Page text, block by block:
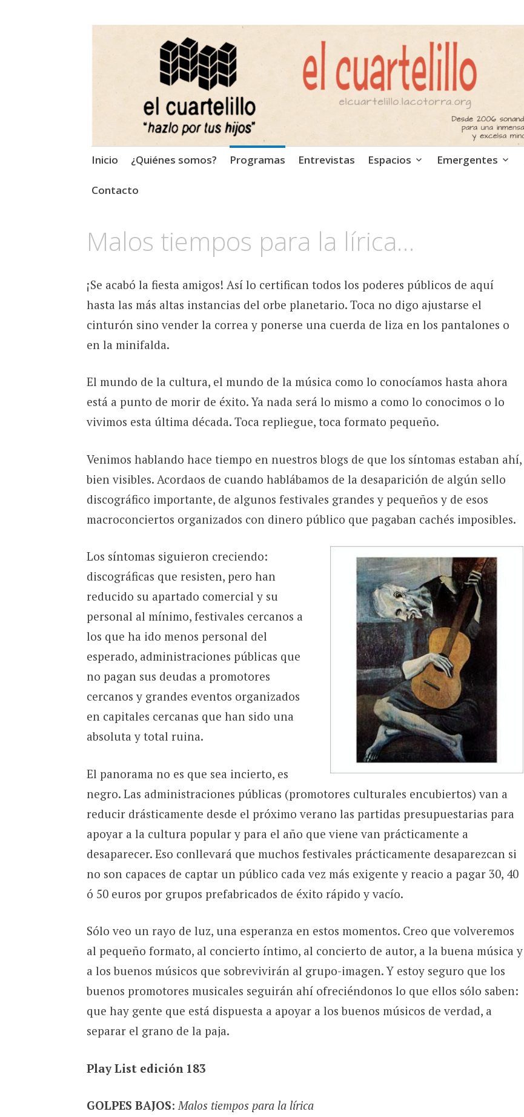
El Cuartelillo
Programa de radio de música independiente. Podcast
Saltar
contenido
Inicio ¿Quiénes somos? Programas Entrevistas Espacios Emergentes
Contacto
Malos tiempos para la lírica…
¡Se acabó la fiesta amigos! Así lo certifican todos los poderes públicos de aquí
hasta las más altas instancias del orbe planetario. Toca no digo ajustarse el
cinturón sino vender la correa y ponerse una cuerda de liza en los pantalones o
en la minifalda.
El mundo de la cultura, el mundo de la música como lo conocíamos hasta ahora
está a punto de morir de éxito. Ya nada será lo mismo a como lo conocimos o lo
vivimos esta última década. Toca repliegue, toca formato pequeño.
Venimos hablando hace tiempo en nuestros blogs de que los síntomas estaban ahí,
bien visibles. Acordaos de cuando hablábamos de la desaparición de algún sello
discográfico importante, de algunos festivales grandes y pequeños y de esos
macroconciertos organizados con dinero público que pagaban cachés imposibles.
Los síntomas siguieron creciendo:
discográficas que resisten, pero han
reducido su apartado comercial y su
personal al mínimo, festivales cercanos a
los que ha ido menos personal del
esperado, administraciones públicas que
no pagan sus deudas a promotores
cercanos y grandes eventos organizados
en capitales cercanas que han sido una
absoluta y total ruina.
El panorama no es que sea incierto, es
negro. Las administraciones públicas (promotores culturales encubiertos) van a
reducir drásticamente desde el próximo verano las partidas presupuestarias para
apoyar a la cultura popular y para el año que viene van prácticamente a
desaparecer. Eso conllevará que muchos festivales prácticamente desaparezcan si
no son capaces de captar un público cada vez más exigente y reacio a pagar 30, 40
ó 50 euros por grupos prefabricados de éxito rápido y vacío.
Sólo veo un rayo de luz, una esperanza en estos momentos. Creo que volveremos
al pequeño formato, al concierto íntimo, al concierto de autor, a la buena música y
a los buenos músicos que sobrevivirán al grupo-imagen. Y estoy seguro que los
buenos promotores musicales seguirán ahí ofreciéndonos lo que ellos sólo saben:
que hay gente que está dispuesta a apoyar a los buenos músicos de verdad, a
separar el grano de la paja.
Play List edición 183
GOLPES BAJOS:Malos tiempos para la lírica